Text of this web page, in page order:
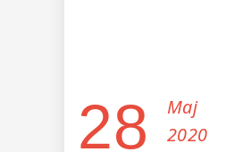
28
Мај
2020